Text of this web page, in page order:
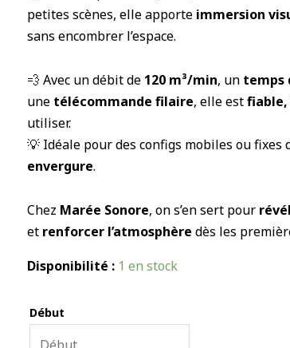
petites scènes, elle apporte immersion
sans encombrer l’espace.
💨 Avec un débit de 120 m³/min, un temps
une télécommande filaire, elle est
utiliser.
💡 Idéale pour des configs mobiles ou fixes
envergure.
Chez Marée Sonore, on s’en sert pour
et renforcer l’atmosphère dès les
Disponibilité : 1 en stock
Début